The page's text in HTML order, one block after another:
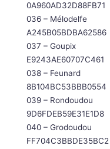
0A960AD32D88FB71
036 – Mélodelfe
A245B05BDBA62586
037 – Goupix
E9243AE60707C461
038 – Feunard
8B104BC53BBB0554
039 – Rondoudou
9D6FDEB59E31E1D8
040 – Grodoudou
FF704C3BBDE35BC2